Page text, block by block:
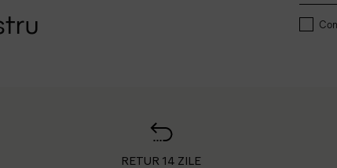
RETUR 14 ZILE